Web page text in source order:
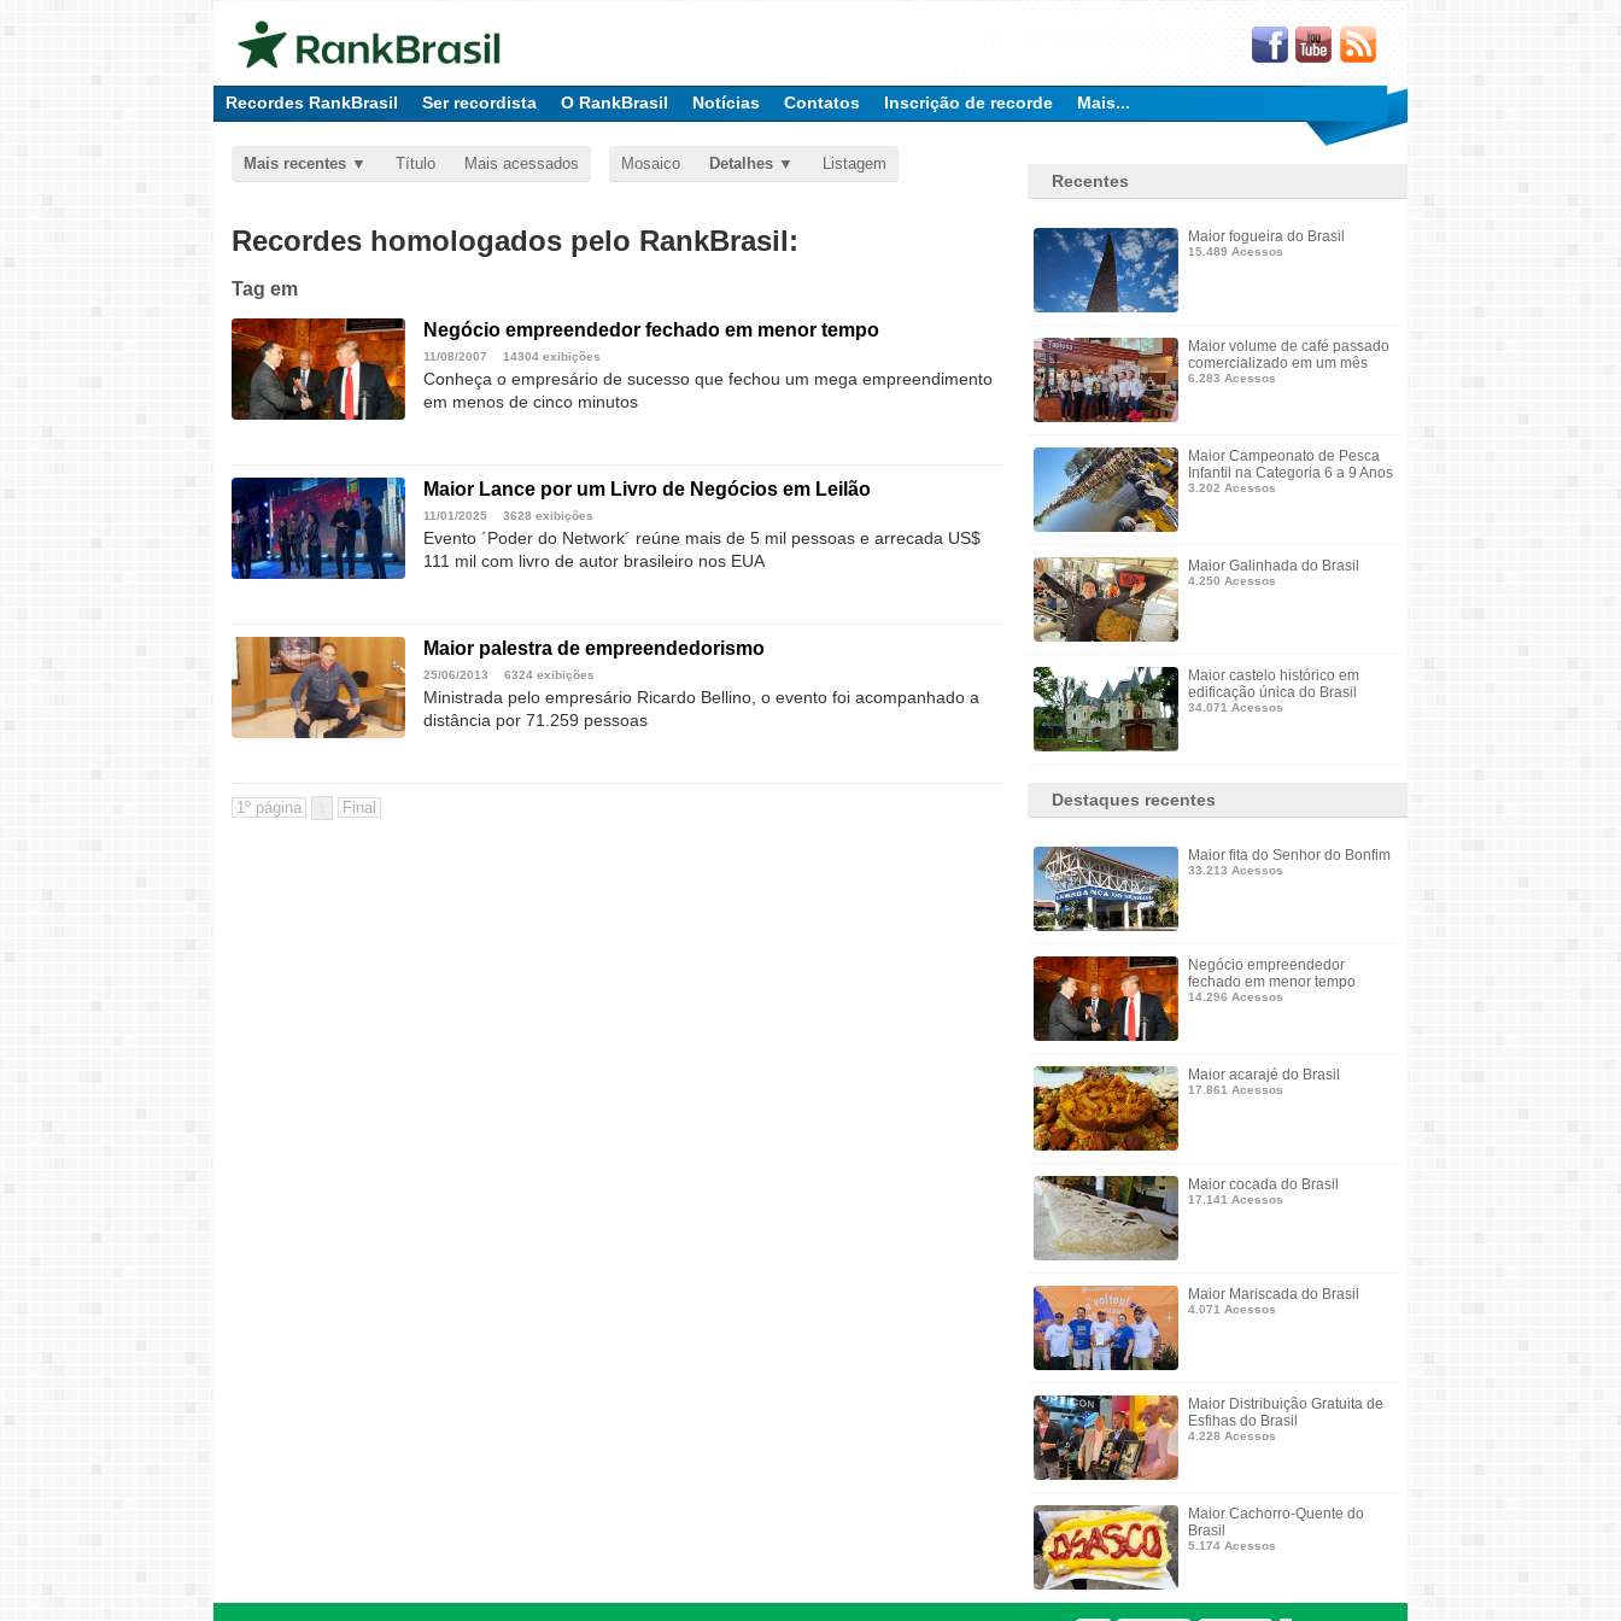
Recordes RankBrasil Ser recordista O RankBrasil Notícias Contatos Inscrição de recorde Mais...
Mais recentes Título Mais acessados Mosaico Detalhes Listagem
Recordes homologados pelo RankBrasil:
Tag em
Negócio empreendedor fechado em menor tempo
11/08/2007 14304 exibições
Conheça o empresário de sucesso que fechou um mega empreendimento
em menos de cinco minutos
Maior Lance por um Livro de Negócios em Leilão
11/01/2025 3628 exibições
Evento ´Poder do Network´ reúne mais de 5 mil pessoas e arrecada US$
111 mil com livro de autor brasileiro nos EUA
Maior palestra de empreendedorismo
25/06/2013 6324 exibições
Ministrada pelo empresário Ricardo Bellino, o evento foi acompanhado a
distância por 71.259 pessoas
Recentes
Maior fogueira do Brasil
15.489 Acessos
Maior volume de café passado
comercializado em um mês
6.283 Acessos
Maior Campeonato de Pesca
Infantil na Categoria 6 a 9 Anos
3.202 Acessos
Maior Galinhada do Brasil
4.250 Acessos
Maior castelo histórico em
edificação única do Brasil
34.071 Acessos
Destaques recentes
Maior fita do Senhor do Bonfim
33.213 Acessos
Negócio empreendedor
fechado em menor tempo
14.296 Acessos
Maior acarajé do Brasil
17.861 Acessos
Maior cocada do Brasil
17.141 Acessos
Maior Mariscada do Brasil
4.071 Acessos
Maior Distribuição Gratuita de
Esfihas do Brasil
4.228 Acessos
Maior Cachorro-Quente do
Brasil
5.174 Acessos